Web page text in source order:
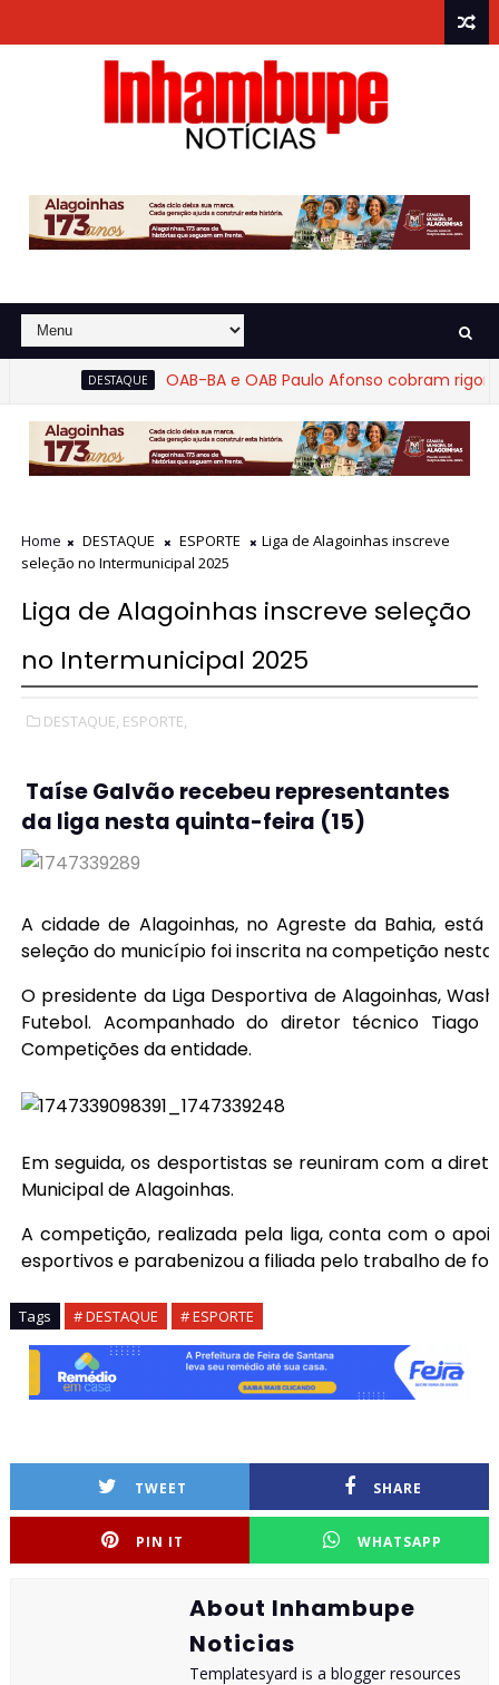
DESTAQUE OAB-BA e OAB Paulo Afonso cobram rigor
Home DESTAQUE ESPORTE
Liga de Alagoinhas inscreve
seleção no Intermunicipal 2025
Liga de Alagoinhas inscreve seleção
no Intermunicipal 2025
DESTAQUE, ESPORTE,
Taíse Galvão recebeu representantes
da liga nesta quinta-feira (15)
A cidade de Alagoinhas, no Agreste da Bahia, está
seleção do município foi inscrita na competição
O presidente da Liga Desportiva de Alagoinhas,
Futebol. Acompanhado do diretor técnico
Competições da entidade.
Em seguida, os desportistas se reuniram com a
Municipal de Alagoinhas.
A competição, realizada pela liga, conta com o
esportivos e parabenizou a filiada pelo trabalho de
Tags # DESTAQUE # ESPORTE
TWEET SHARE
PIN IT WHATSAPP
About Inhambupe
Noticias
Templatesyard is a blogger resources